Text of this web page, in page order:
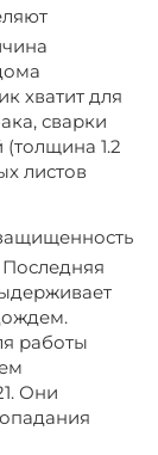
хватит для
сварки
1.2
листов
Последняя
работы
Они